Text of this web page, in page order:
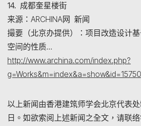
14. 成都奎星楼街
来源：ARCHINA网 新闻
撮要（北京办提供）：项目改造设计
空间的性质…
http://www.archina.com/index.php?
以上新闻由香港建筑师学会北京代表
日。如欲索阅上述新闻之全文，请联